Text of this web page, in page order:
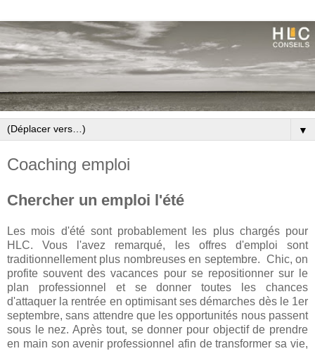
▼
Coaching emploi
Chercher un emploi l'été
Les mois d'été sont probablement les plus chargés pour
HLC. Vous l'avez remarqué, les offres d'emploi sont
traditionnellement plus nombreuses en septembre. Chic, on
profite souvent des vacances pour se repositionner sur le
plan professionnel et se donner toutes les chances
d'attaquer la rentrée en optimisant ses démarches dès le 1er
septembre, sans attendre que les opportunités nous passent
sous le nez. Après tout, se donner pour objectif de prendre
en main son avenir professionnel afin de transformer sa vie,